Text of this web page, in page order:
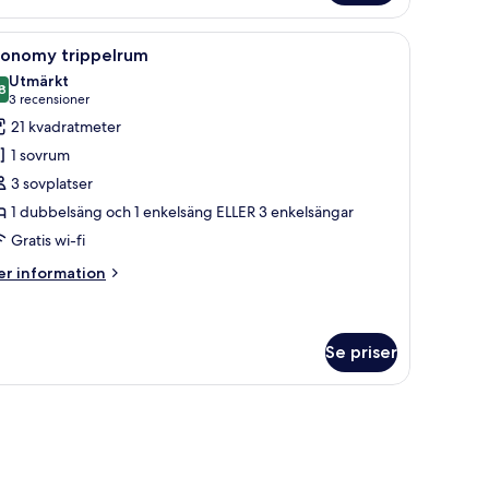
stativ.
ett bord. Ett hotellrum med två sängar i trä, ett
3 trippelrum
av 10
Utmärkt
3 recensioner
(3 recensioner)
21 kvadratmeter
1 sovrum
3 sovplatser
1 dubbelsäng och 1 enkelsäng ELLER 3 enkelsängar
Gratis wi-fi
information
Se priser